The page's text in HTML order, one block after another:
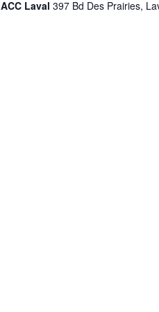
ACC Laval 397 Bd Des Prairies,